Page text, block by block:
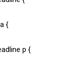
{
p {